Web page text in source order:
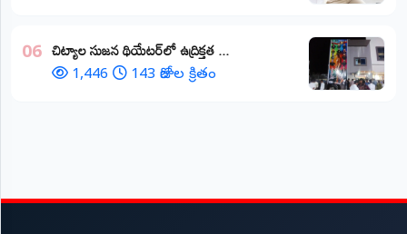
06 చిట్యాల సుజన థియేటర్‌లో ఉద్రిక్తత ...
1,446 143 రోజుల క్రితం